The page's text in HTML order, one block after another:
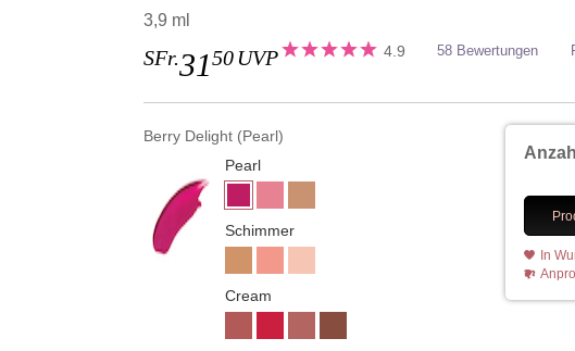
3,9 ml
SFr.3150 UVP 4.9 58 Bewertungen
Berry Delight (Pearl)
Pearl
Schimmer
Cream
Anzahl
In